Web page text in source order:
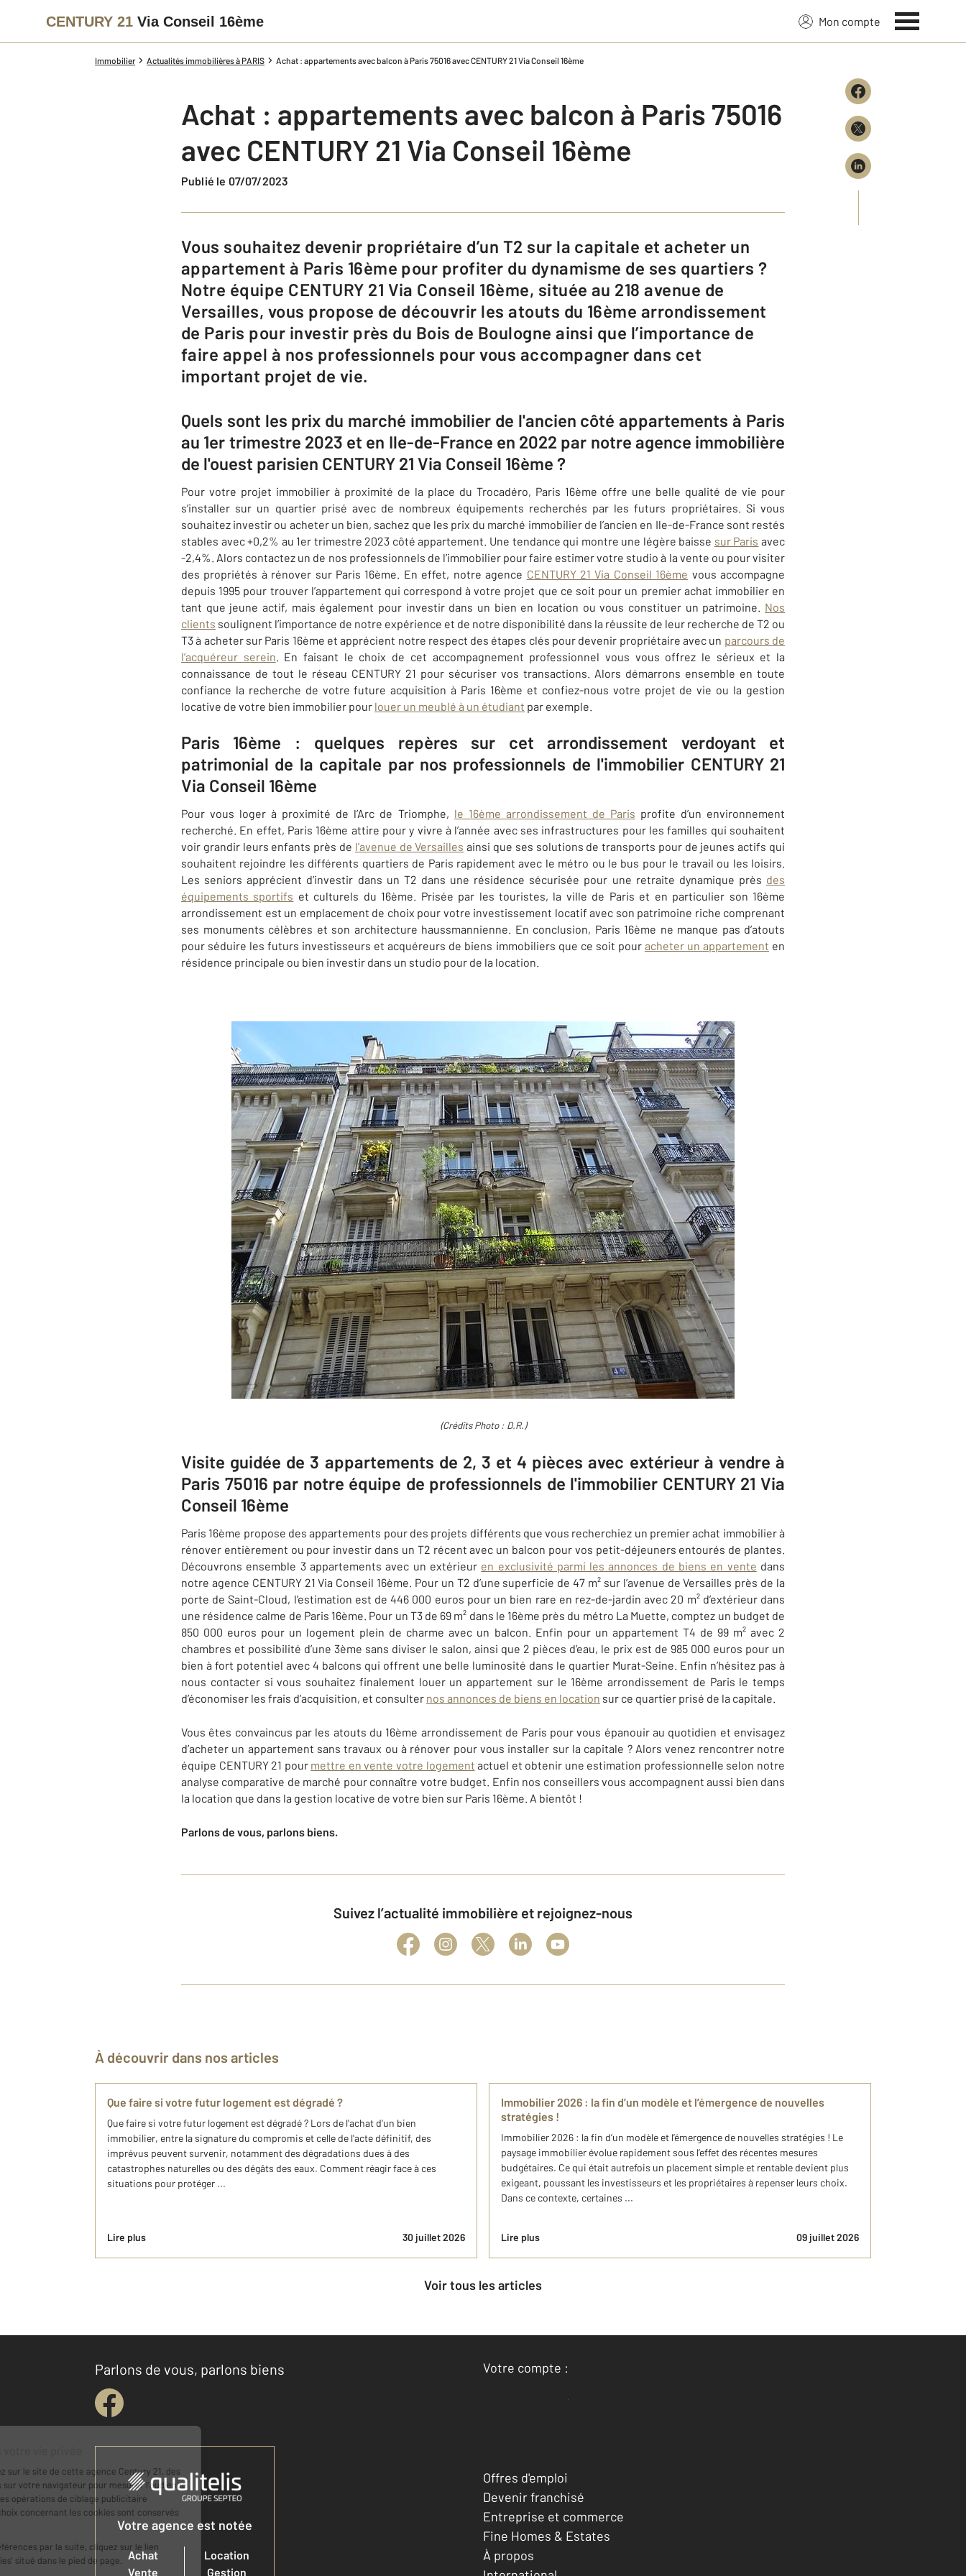
CENTURY 21 Via Conseil 16ème Mon compte
Immobilier Actualités immobilières à PARIS Achat : appartements avec balcon à Paris 75016 avec CENTURY 21 Via Conseil 16ème
Achat : appartements avec balcon à Paris 75016
avec CENTURY 21 Via Conseil 16ème
Publié le 07/07/2023
Vous souhaitez devenir propriétaire d’un T2 sur la capitale et acheter un
appartement à Paris 16ème pour profiter du dynamisme de ses quartiers ?
Notre équipe CENTURY 21 Via Conseil 16ème, située au 218 avenue de
Versailles, vous propose de découvrir les atouts du 16ème arrondissement
de Paris pour investir près du Bois de Boulogne ainsi que l’importance de
faire appel à nos professionnels pour vous accompagner dans cet
important projet de vie.
Quels sont les prix du marché immobilier de l'ancien côté appartements à Paris
au 1er trimestre 2023 et en Ile-de-France en 2022 par notre agence immobilière
de l'ouest parisien CENTURY 21 Via Conseil 16ème ?
Pour votre projet immobilier à proximité de la place du Trocadéro, Paris 16ème offre une belle qualité de vie pour
s’installer sur un quartier prisé avec de nombreux équipements recherchés par les futurs propriétaires. Si vous
souhaitez investir ou acheter un bien, sachez que les prix du marché immobilier de l’ancien en Ile-de-France sont restés
stables avec +0,2% au 1er trimestre 2023 côté appartement. Une tendance qui montre une légère baisse sur Paris avec
-2,4%. Alors contactez un de nos professionnels de l’immobilier pour faire estimer votre studio à la vente ou pour visiter
des propriétés à rénover sur Paris 16ème. En effet, notre agence CENTURY 21 Via Conseil 16ème vous accompagne
depuis 1995 pour trouver l’appartement qui correspond à votre projet que ce soit pour un premier achat immobilier en
tant que jeune actif, mais également pour investir dans un bien en location ou vous constituer un patrimoine. Nos
clients soulignent l’importance de notre expérience et de notre disponibilité dans la réussite de leur recherche de T2 ou
T3 à acheter sur Paris 16ème et apprécient notre respect des étapes clés pour devenir propriétaire avec un parcours de
l’acquéreur serein. En faisant le choix de cet accompagnement professionnel vous vous offrez le sérieux et la
connaissance de tout le réseau CENTURY 21 pour sécuriser vos transactions. Alors démarrons ensemble en toute
confiance la recherche de votre future acquisition à Paris 16ème et confiez-nous votre projet de vie ou la gestion
locative de votre bien immobilier pour louer un meublé à un étudiant par exemple.
Paris 16ème : quelques repères sur cet arrondissement verdoyant et
patrimonial de la capitale par nos professionnels de l'immobilier CENTURY 21
Via Conseil 16ème
Pour vous loger à proximité de l’Arc de Triomphe, le 16ème arrondissement de Paris profite d’un environnement
recherché. En effet, Paris 16ème attire pour y vivre à l’année avec ses infrastructures pour les familles qui souhaitent
voir grandir leurs enfants près de l’avenue de Versailles ainsi que ses solutions de transports pour de jeunes actifs qui
souhaitent rejoindre les différents quartiers de Paris rapidement avec le métro ou le bus pour le travail ou les loisirs.
Les seniors apprécient d’investir dans un T2 dans une résidence sécurisée pour une retraite dynamique près des
équipements sportifs et culturels du 16ème. Prisée par les touristes, la ville de Paris et en particulier son 16ème
arrondissement est un emplacement de choix pour votre investissement locatif avec son patrimoine riche comprenant
ses monuments célèbres et son architecture haussmannienne. En conclusion, Paris 16ème ne manque pas d’atouts
pour séduire les futurs investisseurs et acquéreurs de biens immobiliers que ce soit pour acheter un appartement en
résidence principale ou bien investir dans un studio pour de la location.
(Crédits Photo : D.R.)
Visite guidée de 3 appartements de 2, 3 et 4 pièces avec extérieur à vendre à
Paris 75016 par notre équipe de professionnels de l'immobilier CENTURY 21 Via
Conseil 16ème
Paris 16ème propose des appartements pour des projets différents que vous recherchiez un premier achat immobilier à
rénover entièrement ou pour investir dans un T2 récent avec un balcon pour vos petit-déjeuners entourés de plantes.
Découvrons ensemble 3 appartements avec un extérieur en exclusivité parmi les annonces de biens en vente dans
notre agence CENTURY 21 Via Conseil 16ème. Pour un T2 d’une superficie de 47 m² sur l’avenue de Versailles près de la
porte de Saint-Cloud, l’estimation est de 446 000 euros pour un bien rare en rez-de-jardin avec 20 m² d’extérieur dans
une résidence calme de Paris 16ème. Pour un T3 de 69 m² dans le 16ème près du métro La Muette, comptez un budget de
850 000 euros pour un logement plein de charme avec un balcon. Enfin pour un appartement T4 de 99 m² avec 2
chambres et possibilité d’une 3ème sans diviser le salon, ainsi que 2 pièces d’eau, le prix est de 985 000 euros pour un
bien à fort potentiel avec 4 balcons qui offrent une belle luminosité dans le quartier Murat-Seine. Enfin n’hésitez pas à
nous contacter si vous souhaitez finalement louer un appartement sur le 16ème arrondissement de Paris le temps
d’économiser les frais d’acquisition, et consulter nos annonces de biens en location sur ce quartier prisé de la capitale.
Vous êtes convaincus par les atouts du 16ème arrondissement de Paris pour vous épanouir au quotidien et envisagez
d’acheter un appartement sans travaux ou à rénover pour vous installer sur la capitale ? Alors venez rencontrer notre
équipe CENTURY 21 pour mettre en vente votre logement actuel et obtenir une estimation professionnelle selon notre
analyse comparative de marché pour connaître votre budget. Enfin nos conseillers vous accompagnent aussi bien dans
la location que dans la gestion locative de votre bien sur Paris 16ème. A bientôt !
Parlons de vous, parlons biens.
Suivez l’actualité immobilière et rejoignez-nous
À découvrir dans nos articles
Que faire si votre futur logement est dégradé ?
Que faire si votre futur logement est dégradé ? Lors de l'achat d'un bien
immobilier, entre la signature du compromis et celle de l'acte définitif, des
imprévus peuvent survenir, notamment des dégradations dues à des
catastrophes naturelles ou des dégâts des eaux. Comment réagir face à ces
situations pour protéger ...
Lire plus 30 juillet 2026
Immobilier 2026 : la fin d’un modèle et l’émergence de nouvelles
stratégies !
Immobilier 2026 : la fin d’un modèle et l’émergence de nouvelles stratégies ! Le
paysage immobilier évolue rapidement sous l’effet des récentes mesures
budgétaires. Ce qui était autrefois un placement simple et rentable devient plus
exigeant, poussant les investisseurs et les propriétaires à repenser leurs choix.
Dans ce contexte, certaines ...
Lire plus 09 juillet 2026
Voir tous les articles
Parlons de vous, parlons biens
Votre compte :
Accéder à mon compte
Votre agence est notée
Achat
Vente
Location
Gestion
Offres d'emploi
Devenir franchisé
Entreprise et commerce
Fine Homes & Estates
À propos